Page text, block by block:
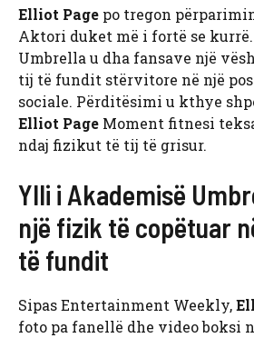
Elliot Page po tregon
Aktori duket më i fortë se
Umbrella u dha fansave një
tij të fundit stërvitore në një
sociale. Përditësimi u kthye
Elliot Page Moment fitnesi
ndaj fizikut të tij të grisur.
Ylli i Akademisë
një fizik të copëtuar
të fundit
Sipas Entertainment Weekly,
foto pa fanellë dhe video boksi